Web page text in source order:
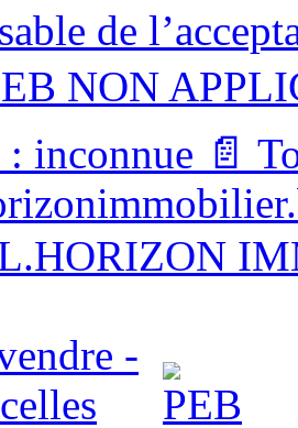
de
NON
inconnue 📄